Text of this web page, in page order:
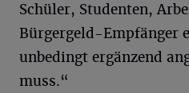
Schüler, Studenten,
Bürgergeld-Empfänger
unbedingt ergänzend
muss.“